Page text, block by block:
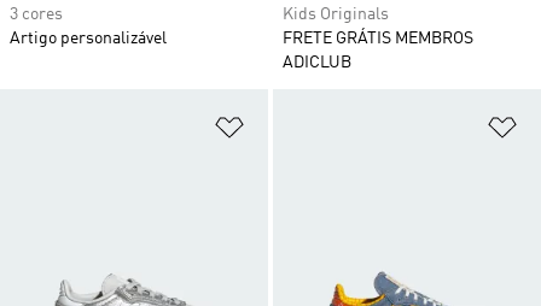
3 cores
Artigo personalizável
Kids Originals
FRETE GRÁTIS MEMBROS
ADICLUB